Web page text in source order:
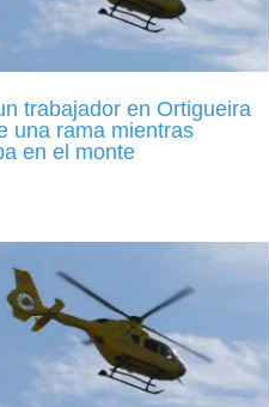
trabajador en Ortigueira
una rama mientras
en el monte